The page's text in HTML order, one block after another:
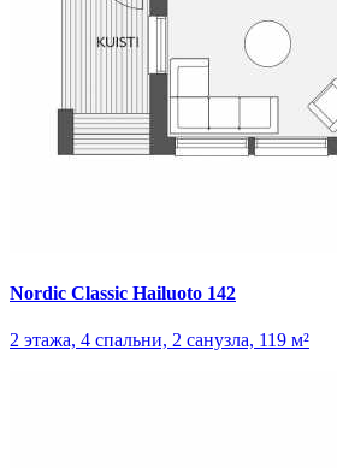
Nordic Classic Hailuoto 142
2 этажа, 4 спальни, 2 санузла, 119 м²